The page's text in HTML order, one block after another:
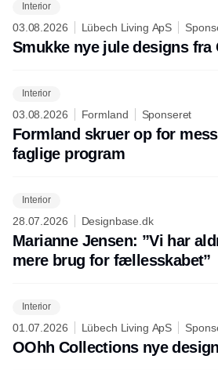
Interior
03.08.2026 Lübech Living ApS
Smukke nye jule designs fra
Interior
03.08.2026 Formland Sponseret
Formland skruer op for
faglige program
Interior
28.07.2026 Designbase.dk
Marianne Jensen: ”Vi har
mere brug for fællesskabet”
Interior
01.07.2026 Lübech Living ApS
OOhh Collections nye